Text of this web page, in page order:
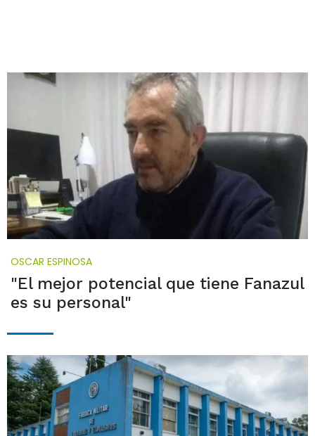
OSCAR ESPINOSA
"El mejor potencial que tiene Fanazul
es su personal"